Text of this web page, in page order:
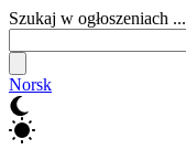
Szukaj w ogłoszeniach ...
Norsk